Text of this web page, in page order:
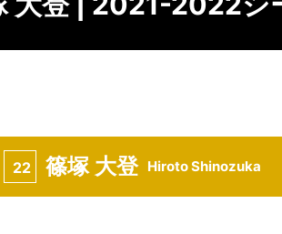
22 篠塚 大登 Hiroto Shinozuka